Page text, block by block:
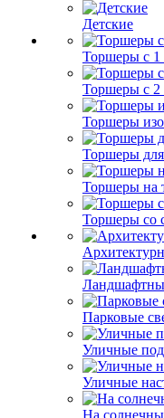
Детские
Торшеры с
Торшеры с 2
Торшеры
Торшеры
Торшеры на
Торшеры со
Парковые
Уличные
Уличные
На